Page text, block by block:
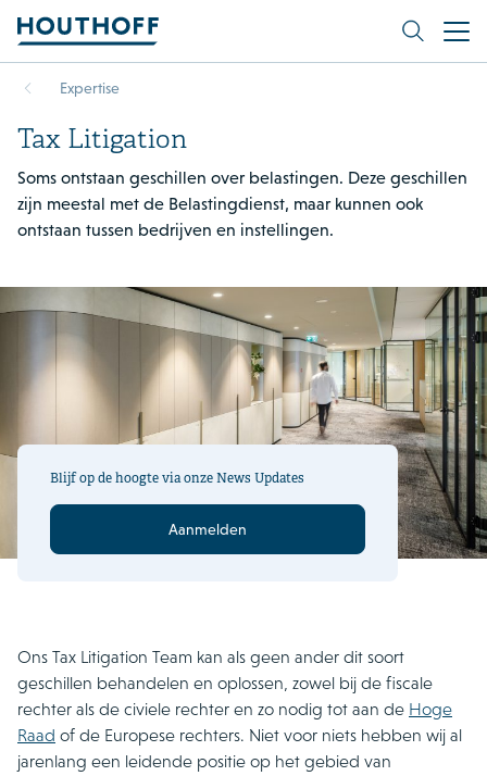
Expertise
Tax Litigation
Soms ontstaan geschillen over belastingen. Deze geschillen
zijn meestal met de Belastingdienst, maar kunnen ook
ontstaan tussen bedrijven en instellingen.
Blijf op de hoogte via onze News Updates
Aanmelden
Ons Tax Litigation Team kan als geen ander dit soort
geschillen behandelen en oplossen, zowel bij de fiscale
rechter als de civiele rechter en zo nodig tot aan de Hoge
Raad of de Europese rechters. Niet voor niets hebben wij al
jarenlang een leidende positie op het gebied van